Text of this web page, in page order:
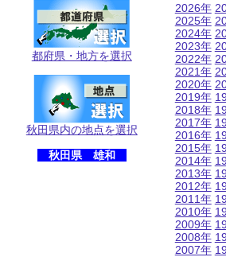
都府県・地方を選択
秋田県内の地点を選択
秋田県 雄和
2026年
2025年
2024年
2023年
2022年
2021年
2020年
2019年
2018年
2017年
2016年
2015年
2014年
2013年
2012年
2011年
2010年
2009年
2008年
2007年